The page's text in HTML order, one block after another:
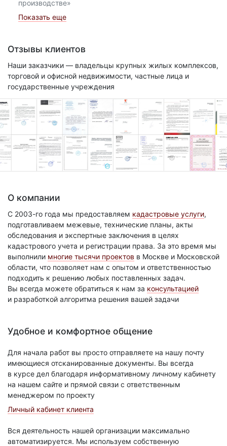
производстве»
Показать еще
Отзывы клиентов
Наши заказчики — владельцы крупных жилых комплексов,
торговой и офисной недвижимости, частные лица и
государственные учреждения
О компании
С 2003-го года мы предоставляем кадастровые услуги,
подготавливаем межевые, технические планы, акты
обследования и экспертные заключения в целях
кадастрового учета и регистрации права. За это время мы
выполнили многие тысячи проектов в Москве и Московской
области, что позволяет нам с опытом и ответственностью
подходить к решению любых поставленных задач.
Вы всегда можете обратиться к нам за консультацией
и разработкой алгоритма решения вашей задачи
Удобное и комфортное общение
Для начала работ вы просто отправляете на нашу почту
имеющиеся отсканированные документы. Вы всегда
в курсе дел благодаря информативному личному кабинету
на нашем сайте и прямой связи с ответственным
менеджером по проекту
Личный кабинет клиента
Вся деятельность нашей организации максимально
автоматизируется. Мы используем собственную